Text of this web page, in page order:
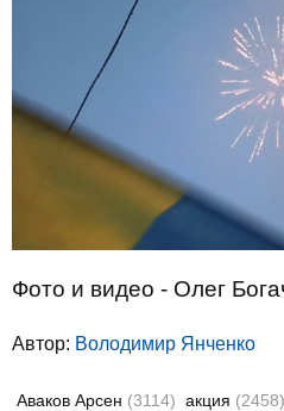
Фото и видео - Олег
Автор: Володимир Янченко
Аваков Арсен (3114) акция (2458)